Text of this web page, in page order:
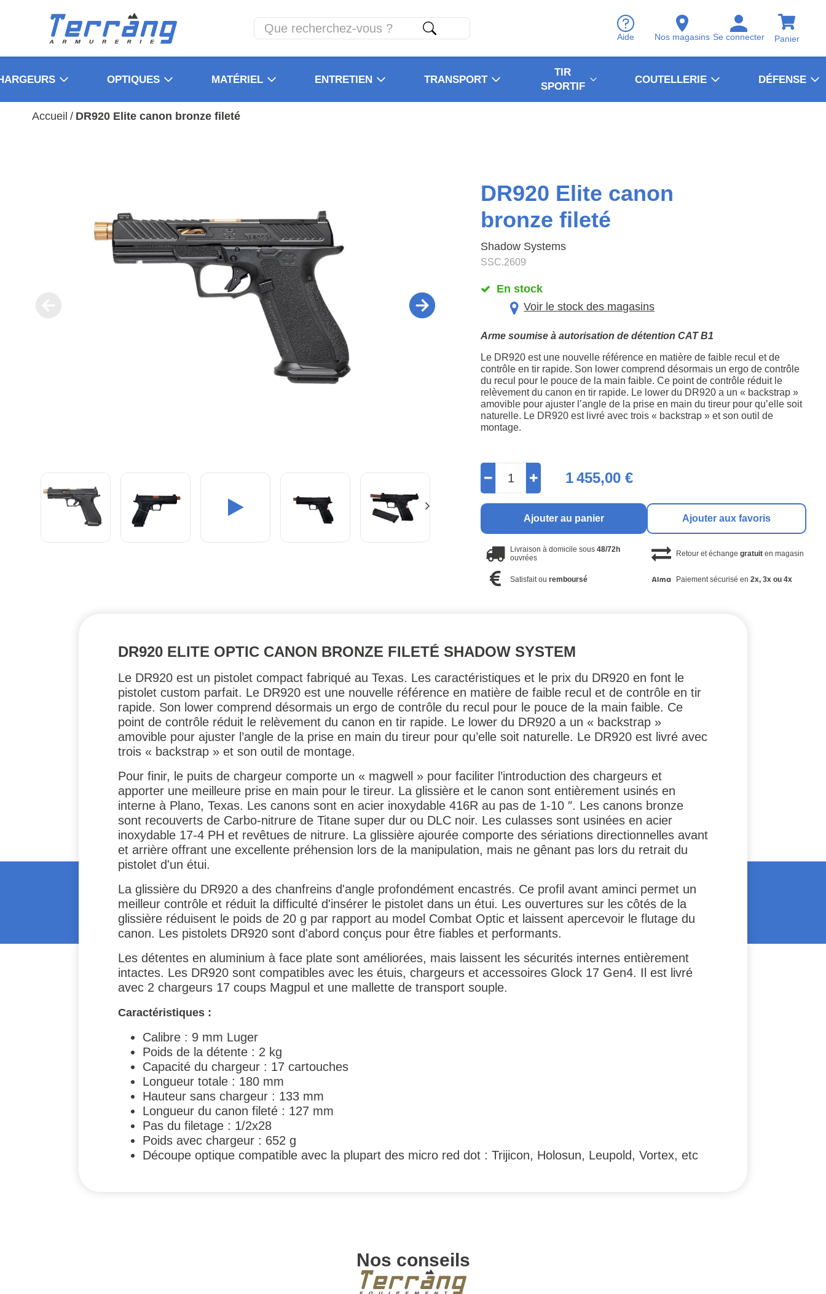
Aide Nos magasins Se connecter Panier
OPTIQUES MATÉRIEL ENTRETIEN TRANSPORT
TIR
SPORTIF
COUTELLERIE DÉFENSE
Accueil / DR920 Elite canon bronze fileté
DR920 Elite canon
bronze fileté
Shadow Systems
SSC.2609
En stock
Voir le stock des magasins
Arme soumise à autorisation de détention CAT B1
Le DR920 est une nouvelle référence en matière de faible recul et de
contrôle en tir rapide. Son lower comprend désormais un ergo de contrôle
du recul pour le pouce de la main faible. Ce point de contrôle réduit le
relèvement du canon en tir rapide. Le lower du DR920 a un « backstrap »
amovible pour ajuster l’angle de la prise en main du tireur pour qu’elle soit
naturelle. Le DR920 est livré avec trois « backstrap » et son outil de
montage.
1 455,00 €
Ajouter au panier Ajouter aux favoris
Livraison à domicile sous48/72h
ouvrées
Retour et échange gratuiten magasin
Satisfait ouremboursé Paiement sécurisé en 2x, 3x ou 4x
DR920 ELITE OPTIC CANON BRONZE FILETÉ SHADOW SYSTEM
Le DR920 est un pistolet compact fabriqué au Texas. Les caractéristiques et le prix du DR920 en font le
pistolet custom parfait. Le DR920 est une nouvelle référence en matière de faible recul et de contrôle en tir
rapide. Son lower comprend désormais un ergo de contrôle du recul pour le pouce de la main faible. Ce
point de contrôle réduit le relèvement du canon en tir rapide. Le lower du DR920 a un « backstrap »
amovible pour ajuster l’angle de la prise en main du tireur pour qu’elle soit naturelle. Le DR920 est livré avec
trois « backstrap » et son outil de montage.
Pour finir, le puits de chargeur comporte un « magwell » pour faciliter l’introduction des chargeurs et
apporter une meilleure prise en main pour le tireur. La glissière et le canon sont entièrement usinés en
interne à Plano, Texas. Les canons sont en acier inoxydable 416R au pas de 1-10 ″. Les canons bronze
sont recouverts de Carbo-nitrure de Titane super dur ou DLC noir. Les culasses sont usinées en acier
inoxydable 17-4 PH et revêtues de nitrure. La glissière ajourée comporte des sériations directionnelles avant
et arrière offrant une excellente préhension lors de la manipulation, mais ne gênant pas lors du retrait du
pistolet d'un étui.
La glissière du DR920 a des chanfreins d'angle profondément encastrés. Ce profil avant aminci permet un
meilleur contrôle et réduit la difficulté d'insérer le pistolet dans un étui. Les ouvertures sur les côtés de la
glissière réduisent le poids de 20 g par rapport au model Combat Optic et laissent apercevoir le flutage du
canon. Les pistolets DR920 sont d'abord conçus pour être fiables et performants.
Les détentes en aluminium à face plate sont améliorées, mais laissent les sécurités internes entièrement
intactes. Les DR920 sont compatibles avec les étuis, chargeurs et accessoires Glock 17 Gen4. Il est livré
avec 2 chargeurs 17 coups Magpul et une mallette de transport souple.
Caractéristiques :
Calibre : 9 mm Luger
Poids de la détente : 2 kg
Capacité du chargeur : 17 cartouches
Longueur totale : 180 mm
Hauteur sans chargeur : 133 mm
Longueur du canon fileté : 127 mm
Pas du filetage : 1/2x28
Poids avec chargeur : 652 g
Découpe optique compatible avec la plupart des micro red dot : Trijicon, Holosun, Leupold, Vortex, etc
Nos conseils